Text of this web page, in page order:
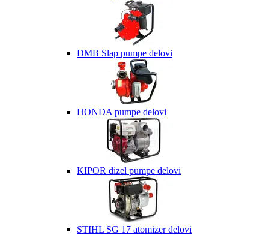
DMB Slap pumpe delovi
HONDA pumpe delovi
KIPOR dizel pumpe delovi
STIHL SG 17 atomizer delovi